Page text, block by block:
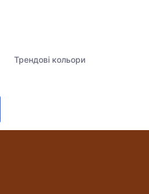
Трендові кольори